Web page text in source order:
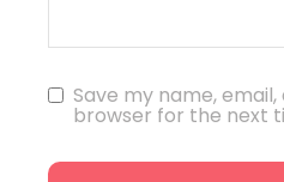
Save my name,
browser for the next